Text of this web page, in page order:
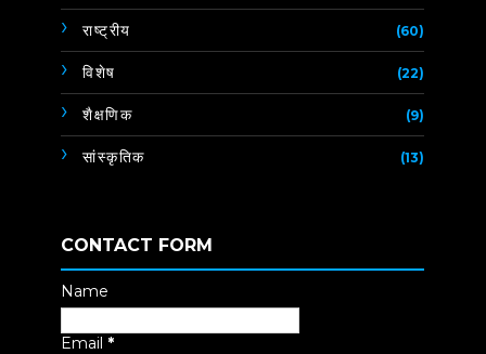
राष्ट्रीय (60)
विशेष (22)
शैक्षणिक (9)
सांस्कृतिक (13)
CONTACT FORM
Name
Email *